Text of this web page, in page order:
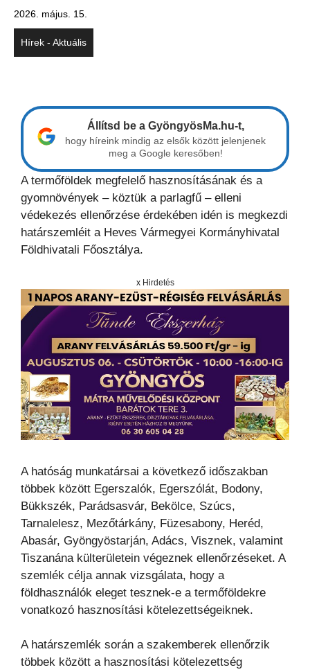
2026. május. 15.
Hírek - Aktuális
Állítsd be a GyöngyösMa.hu-t,
hogy híreink mindig az elsők között jelenjenek
meg a Google keresőben!
A termőföldek megfelelő hasznosításának és a
gyomnövények – köztük a parlagfű – elleni
védekezés ellenőrzése érdekében idén is megkezdi
határszemléit a Heves Vármegyei Kormányhivatal
Földhivatali Főosztálya.
x Hirdetés
A hatóság munkatársai a következő időszakban
többek között Egerszalók, Egerszólát, Bodony,
Bükkszék, Parádsasvár, Bekölce, Szúcs,
Tarnalelesz, Mezőtárkány, Füzesabony, Heréd,
Abasár, Gyöngyöstarján, Adács, Visznek, valamint
Tiszanána külterületein végeznek ellenőrzéseket. A
szemlék célja annak vizsgálata, hogy a
földhasználók eleget tesznek-e a termőföldekre
vonatkozó hasznosítási kötelezettségeiknek.
A határszemlék során a szakemberek ellenőrzik
többek között a hasznosítási kötelezettség